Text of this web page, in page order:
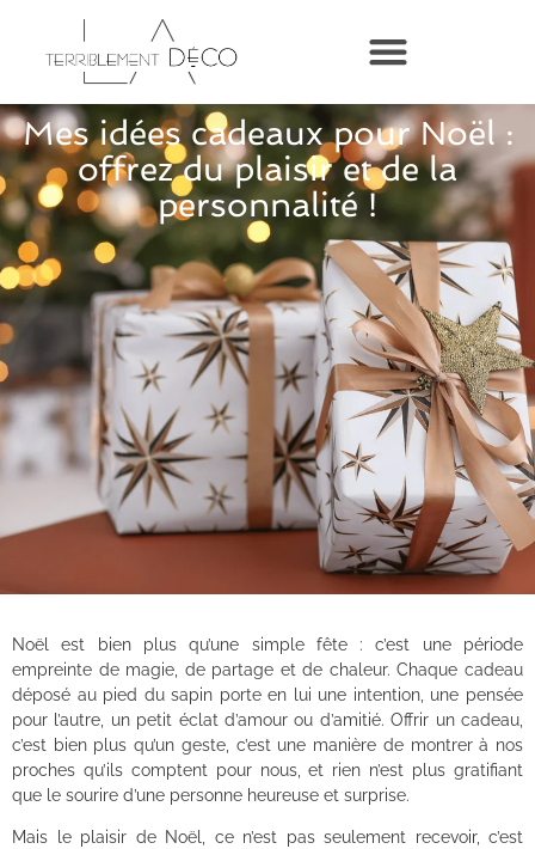
Mes idées cadeaux pour Noël :
offrez du plaisir et de la
personnalité !
Noël est bien plus qu’une simple fête : c’est une période
empreinte de magie, de partage et de chaleur. Chaque cadeau
déposé au pied du sapin porte en lui une intention, une pensée
pour l’autre, un petit éclat d’amour ou d’amitié. Offrir un cadeau,
c’est bien plus qu’un geste, c’est une manière de montrer à nos
proches qu’ils comptent pour nous, et rien n’est plus gratifiant
que le sourire d’une personne heureuse et surprise.
Mais le plaisir de Noël, ce n’est pas seulement recevoir, c’est